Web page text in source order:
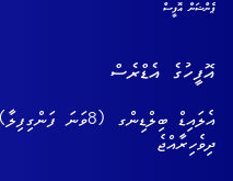
އޮފީހުގެ އެޑްރެސް
ދިވެހިރާއްޖެ